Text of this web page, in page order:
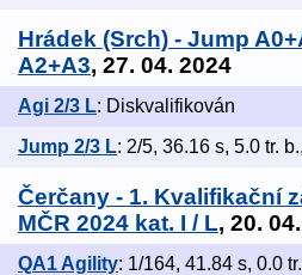
Hrádek (Srch) - Jump
A2+A3, 27. 04. 2024
Agi 2/3 L: Diskvalifikován
Jump 2/3 L: 2/5, 36.16 s, 5.0 tr.
Čerčany - 1. Kvalifikační
MČR 2024 kat. I / L, 20.
QA1 Agility: 1/164, 41.84 s, 0.0